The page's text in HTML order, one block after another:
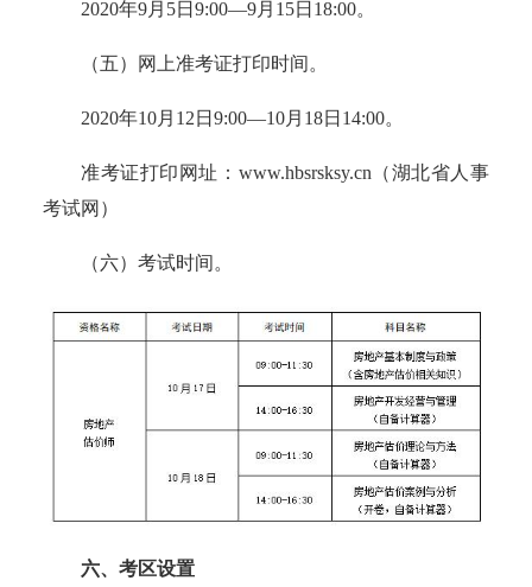
2020年9月 5日 9:00—9月 15日 18:00。
（五）网上准考证打印时间。
2020年10月12日9:00—10月18日14:00。
准考证打印网址： www.hbsrsksy.cn（湖北省人事
考试网）
（六）考试时间。
六、考区设置